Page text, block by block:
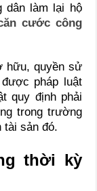
dân làm lại hộ
cước công
hữu, quyền sử
pháp luật
quy định phải
trong trường
tài sản đó.
thời kỳ